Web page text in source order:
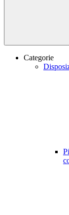
Categorie